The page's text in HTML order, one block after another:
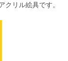
クリル絵具です。